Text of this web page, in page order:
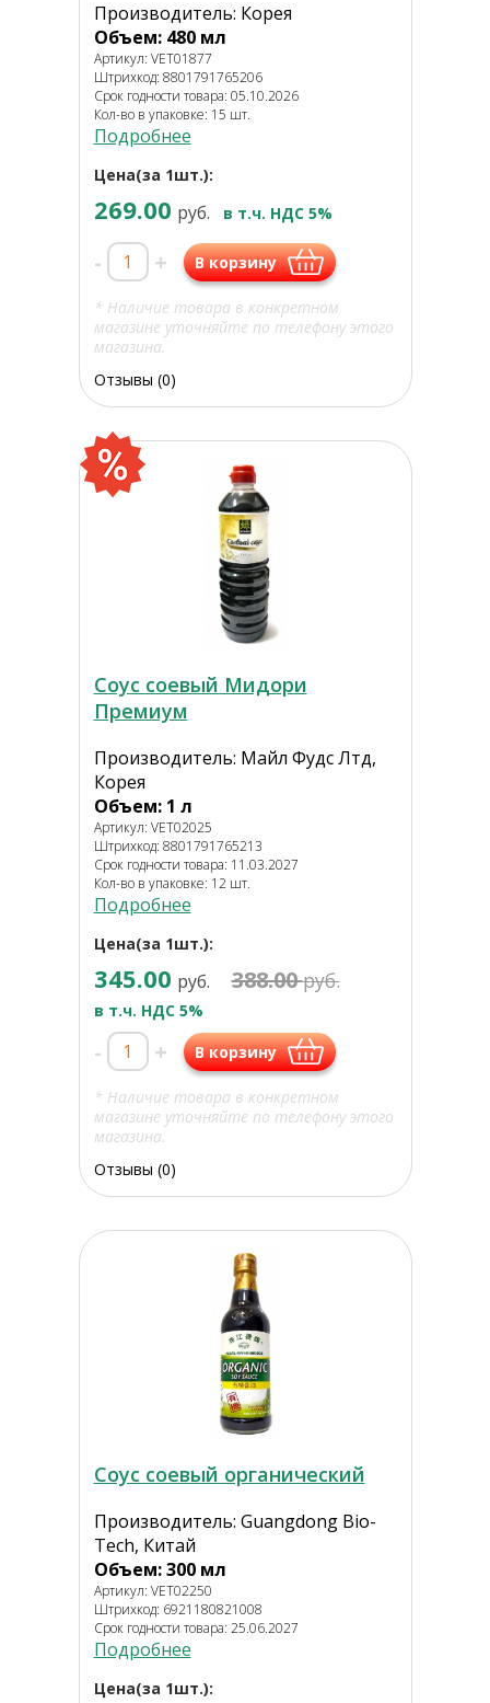
Производитель: Корея
Объем: 480 мл
Артикул: VET01877
Штрихкод: 8801791765206
Срок годности товара: 05.10.2026
Кол-во в упаковке: 15 шт.
Подробнее
Цена(за 1шт.):
269.00 руб. в т.ч. НДС 5%
- + В корзину
* Наличие товара в конкретном
магазине уточняйте по телефону этого
магазина.
Отзывы (0)
Соус соевый Мидори
Премиум
Производитель: Майл Фудс Лтд,
Корея
Объем: 1 л
Артикул: VET02025
Штрихкод: 8801791765213
Срок годности товара: 11.03.2027
Кол-во в упаковке: 12 шт.
Подробнее
Цена(за 1шт.):
345.00 руб. 388.00руб.
в т.ч. НДС 5%
- + В корзину
* Наличие товара в конкретном
магазине уточняйте по телефону этого
магазина.
Отзывы (0)
Соус соевый органический
Производитель: Guangdong Bio-
Tech, Китай
Объем: 300 мл
Артикул: VET02250
Штрихкод: 6921180821008
Срок годности товара: 25.06.2027
Подробнее
Цена(за 1шт.):